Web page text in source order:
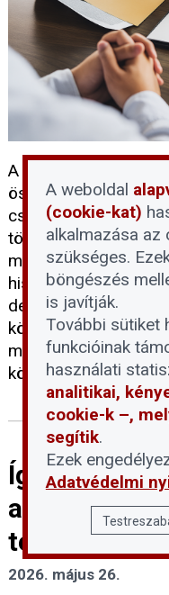
A devizahitelek
összetett probléma,
családot érint. A
törvényjavaslat első
megoldást kínálhat a
hiszen hivatalból és
devizahiteles
közelebbről is
megoldások
könnyítenek-e.
Így kell
a
telepítésekor
2026. május 26.
A weboldal
(cookie-kat)
alkalmazása az
szükséges.
böngészés
is javítják.
További sütiket
funkcióinak
használati
analitikai,
cookie-k –,
segítik.
Ezek
Adatvédelmi